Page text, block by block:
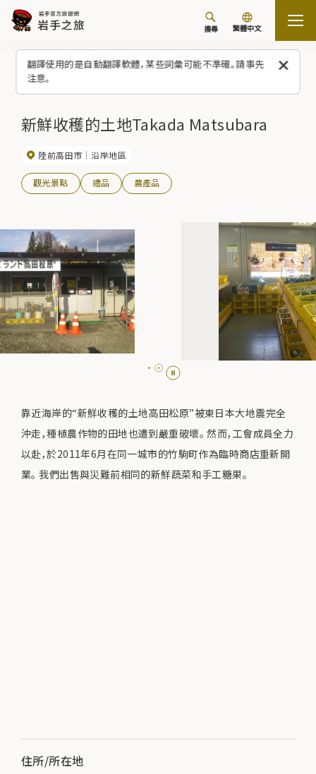
翻譯使用的是自動翻譯軟體，某些詞彙可能不準確。請事先
注意。
搜尋 繁體中文
觀光景點／體驗（清單）
新鮮收穫的土地Takada Matsubara
陸前高田市 沿岸地區
觀光景點 禮品 農產品
靠近海岸的“新鮮收穫的土地高田松原”被東日本大地震完全
沖走，種植農作物的田地也遭到嚴重破壞。 然而，工會成員全力
以赴，於2011年6月在同一城市的竹駒町作為臨時商店重新開
業。 我們出售與災難前相同的新鮮蔬菜和手工糖果。
住所/所在地